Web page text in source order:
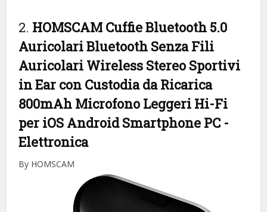
2. HOMSCAM Cuffie Bluetooth 5.0
Auricolari Bluetooth Senza Fili
Auricolari Wireless Stereo Sportivi
in Ear con Custodia da Ricarica
800mAh Microfono Leggeri Hi-Fi
per iOS Android Smartphone PC -
Elettronica
By HOMSCAM